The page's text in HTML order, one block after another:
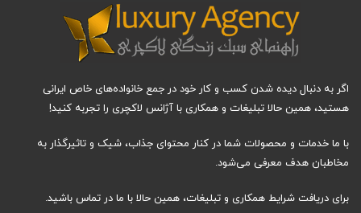
اگر به دنبال دیده شدن کسب و کار خود در جمع خانواده‌های خاص ایرانی
هستید، همین حالا تبلیغات و همکاری با آژانس لاکچری را تجربه کنید!
با ما خدمات و محصولات شما در کنار محتوای جذاب، شیک و تاثیرگذار به
مخاطبان هدف معرفی می‌شود.
برای دریافت شرایط همکاری و تبلیغات، همین حالا با ما در تماس باشید.